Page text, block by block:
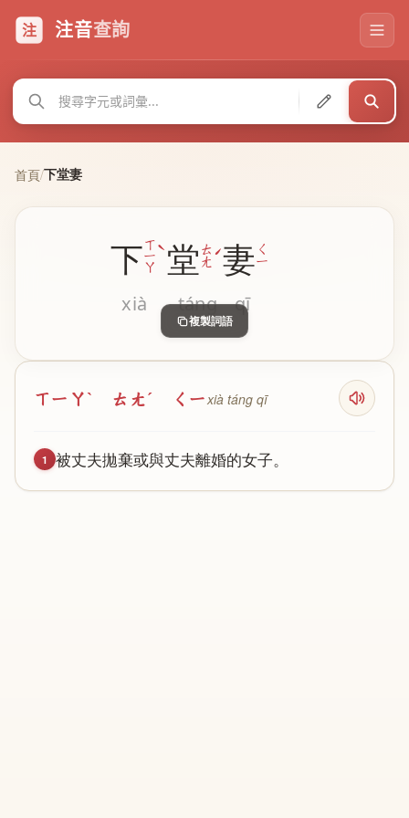
注 注音查詢
首頁/下堂妻
下ㄒ
ㄧ
ㄚ
ˋ
xià
堂 ㄊ
ㄤˊ
táng
妻 ㄑ
ㄧ
qī
複製詞語
ㄒㄧㄚˋ ㄊㄤˊ ㄑㄧxià táng qī
1 被丈夫拋棄或與丈夫離婚的女子。